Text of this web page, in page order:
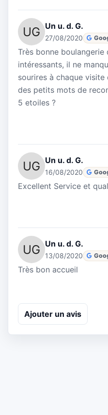
Un u. d. G.
27/08/2020
Très bonne boulangerie
intéressants, il ne
sourires à chaque
des petits mots de
5 etoiles ?
Un u. d. G.
16/08/2020
Excellent Service et
Un u. d. G.
13/08/2020
Très bon accueil
Ajouter un avis